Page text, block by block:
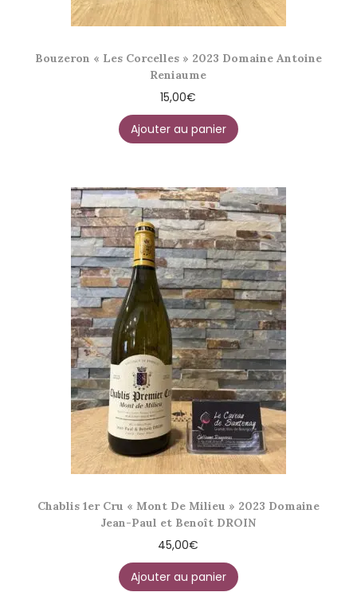
Bouzeron « Les Corcelles » 2023 Domaine Antoine
Reniaume
15,00€
Ajouter au panier
Chablis 1er Cru « Mont De Milieu » 2023 Domaine
Jean-Paul et Benoît DROIN
45,00€
Ajouter au panier